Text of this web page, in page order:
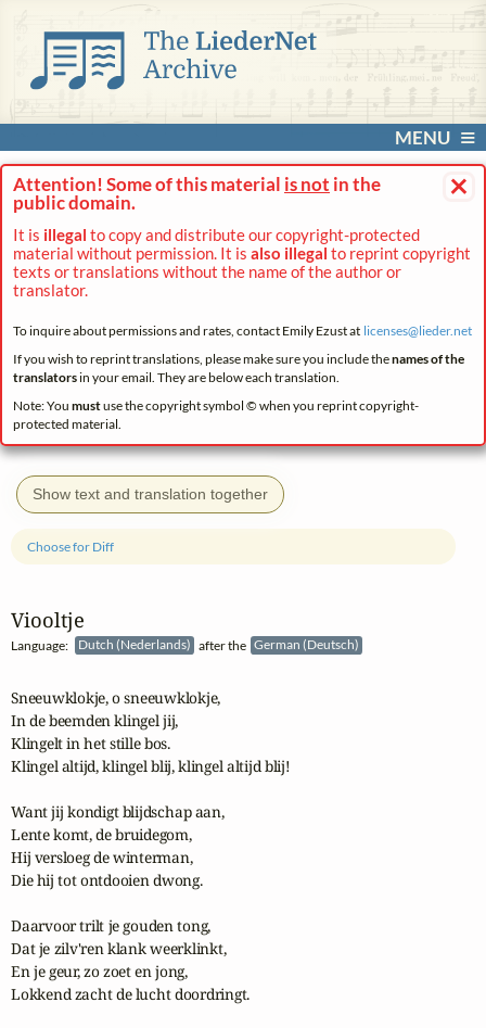
MENU
×
Attention! Some of this material is not in the
public domain.
It is illegal to copy and distribute our copyright-protected
material without permission. It is also illegal to reprint copyright
texts or translations without the name of the author or
translator.
To inquire about permissions and rates, contact Emily Ezust at licenses@lieder.net
If you wish to reprint translations, please make sure you include thenames of the
translatorsin your email. They are below each translation.
Note: You mustuse the copyright symbol © when you reprint copyright-
protected material.
Show text and translation together
Viooltje
Language: Dutch (Nederlands) after the German (Deutsch)
Choose for Diff
Sneeuwklokje, o sneeuwklokje,
In de beemden klingel jij,
Klingelt in het stille bos.
Klingel altijd, klingel blij, klingel altijd blij!
Want jij kondigt blijdschap aan,
Lente komt, de bruidegom,
Hij versloeg de winterman,
Die hij tot ontdooien dwong.
Daarvoor trilt je gouden tong,
Dat je zilv'ren klank weerklinkt,
En je geur, zo zoet en jong,
Lokkend zacht de lucht doordringt.